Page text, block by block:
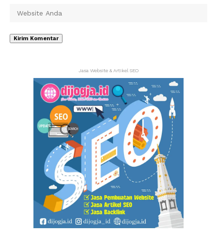
Jasa Website & Artikel SEO